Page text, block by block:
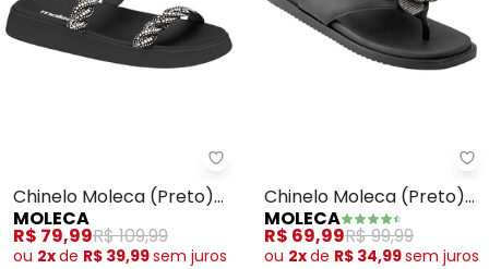
Moleca - Chinelo Moleca
Chinelo Moleca (Preto)
em Sintético
MOLECA
R$ 79,99R$ 109,99
ou 2xde R$ 39,99sem juros
Chinelo Moleca (Preto)
em Sintético
MOLECA
R$ 69,99R$ 99,99
ou 2xde R$ 34,99sem juros